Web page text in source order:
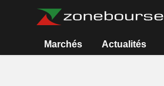
Marchés Actualités